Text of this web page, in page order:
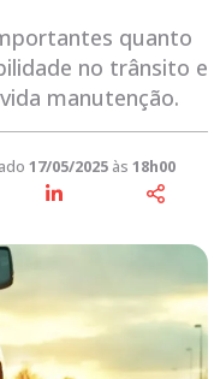
quanto
no trânsito e
manutenção.
17/05/2025às 18h00